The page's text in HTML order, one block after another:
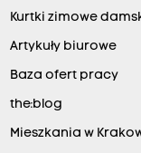
Kurtki zimowe
Artykuły biurowe
Baza ofert pracy
the:blog
Mieszkania w